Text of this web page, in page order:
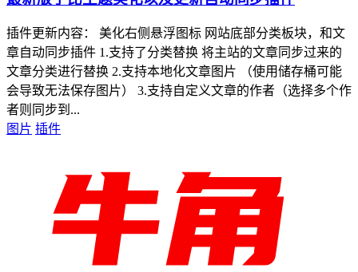
插件更新内容： 美化右侧悬浮图标 网站底部分类板块，和文
章自动同步插件 1.支持了分类替换 将主站的文章同步过来的
文章分类进行替换 2.支持本地化文章图片 （使用储存桶可能
会导致无法保存图片） 3.支持自定义文章的作者（选择多个作
者则同步到...
图片 插件